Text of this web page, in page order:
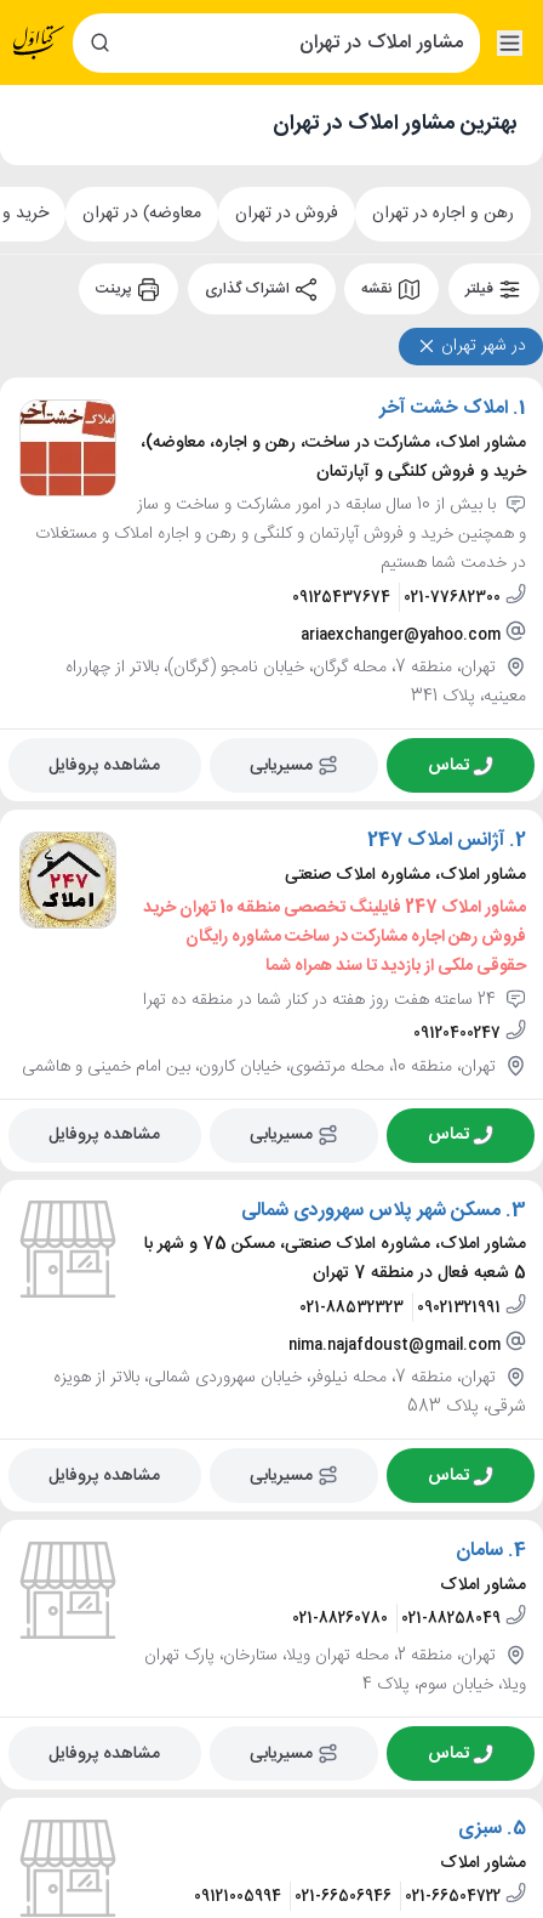
بهترین مشاور املاک در تهران
رهن و اجاره در تهران فروش در تهران معاوضه) در تهران خرید
فیلتر نقشه
در شهر تهران
1. املاک خشت آخر
مشاور املاک، مشارکت در ساخت، رهن و اجاره، معاوضه)،
خرید و فروش کلنگی و آپارتمان
با بیش از 10 سال سابقه در امور مشارکت و ساخت و ساز
و همچنین خرید و فروش آپارتمان و کلنگی و رهن و اجاره املاک و مستغلات
در خدمت شما هستیم
021-77682300
09125437674
ariaexchanger@yahoo.com
تهران، منطقه 7، محله گرگان، خیابان نامجو (گرگان)، بالاتر از چهارراه
معینیه، پلاک 341
تماس مسیریابی مشاهده پروفایل
2. آژانس املاک 247
مشاور املاک، مشاوره املاک صنعتی
مشاور املاک 247 فایلینگ تخصصی منطقه 10 تهران خرید
فروش رهن اجاره مشارکت در ساخت مشاوره رایگان
حقوقی ملکی از بازدید تا سند همراه شما
09120400247
تهران، منطقه 10، محله مرتضوی، خیابان کارون، بین امام خمینی و هاشمی
تماس مسیریابی مشاهده پروفایل
3. مسکن شهر پلاس سهروردی شمالی
مشاور املاک، مشاوره املاک صنعتی، مسکن 75 و شهر با
5 شعبه فعال در منطقه 7 تهران
09021321991
021-88532323
nima.najafdoust@gmail.com
تهران، منطقه 7، محله نیلوفر، خیابان سهروردی شمالی، بالاتر از هویزه
شرقی، پلاک 583
تماس مسیریابی مشاهده پروفایل
4. سامان
مشاور املاک
021-88258049
021-88260780
تهران، منطقه 2، محله تهران ویلا، ستارخان، پارک تهران
ویلا، خیابان سوم، پلاک 4
تماس مسیریابی مشاهده پروفایل
5. سبزی
مشاور املاک
021-66504722
021-66506946
09121005994